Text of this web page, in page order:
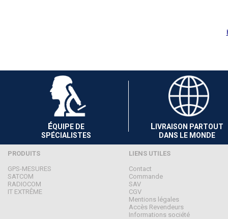
ÉQUIPE DE
SPÉCIALISTES
L IVRAISON PARTOUT
DANS LE MONDE
PRODUITS
GPS-MESURES
SATCOM
RADIOCOM
IT EXTRÊME
LIENS UTILES
Contact
Commande
SAV
CGV
Mentions légales
Accès Revendeurs
Informations société